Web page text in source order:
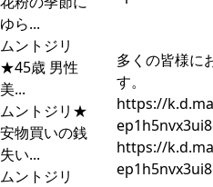
ゆら...
ムントジリ
★45歳 男性
美...
ムントジリ★
安物買いの銭
失い...
ムントジリ
多くの皆様に
す。
https://
https://